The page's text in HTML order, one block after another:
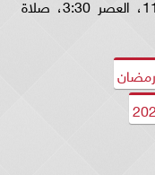
الفجر 4:05، الشروق 5:34، الظهر 11:56، العصر 3:30، صلاة